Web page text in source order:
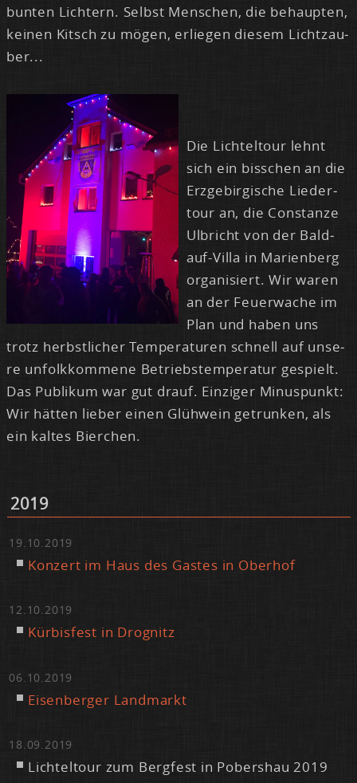
bun­ten Lich­tern. Selbst Men­schen, die be­haup­ten,
kei­nen Kitsch zu mö­gen, er­lie­gen die­sem Licht­zau­
ber...
Die Lich­tel­tour lehnt
sich ein biss­chen an die
Erz­ge­bir­gi­sche Lie­der­
tour an, die Con­stan­ze
Ulb­richt von der Bald­
auf-Vil­la in Ma­ri­en­berg
or­ga­ni­siert. Wir wa­ren
an der Feu­er­wa­che im
Plan und ha­ben uns
trotz herbst­li­cher Tem­pe­ra­tu­ren schnell auf un­se­
re un­folk­kom­me­ne Be­triebs­tem­pe­ra­tur ge­spielt.
Das Pu­bli­kum war gut drauf. Ein­zi­ger Mi­nus­punkt:
Wir hät­ten lie­ber ei­nen Glüh­wein ge­trun­ken, als
ein kal­tes Bier­chen.
2019
19.10.2019
Kon­zert im Haus des Gas­tes in Ober­hof
12.10.2019
Kür­bis­fest in Dro­gnitz
06.10.2019
Ei­sen­ber­ger Land­markt
18.09.2019
Lich­tel­tour zum Berg­fest in Pobers­hau 2019